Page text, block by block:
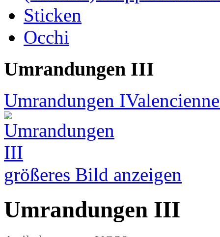
Sticken
Occhi
Umrandungen III
Umrandungen I
größeres Bild anzeigen
Umrandungen III